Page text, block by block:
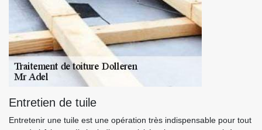
Entretien de tuile
Entretenir une tuile est une opération très indispensable pour tout